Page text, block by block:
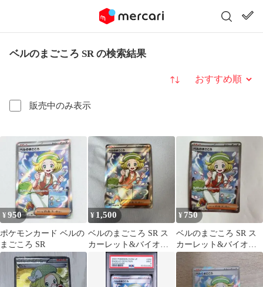
ベルのまごころ SR の検索結果
販売中のみ表示
並び替え
¥950
ポケモンカード ベルの
まごころ SR
¥ 1,500
ベルのまごころ SR ス
カーレット&バイオレ
ット 拡張パック サイバ
ージャッジ…
¥ 750
ベルのまごころ SR ス
カーレット&バイオレ
ット